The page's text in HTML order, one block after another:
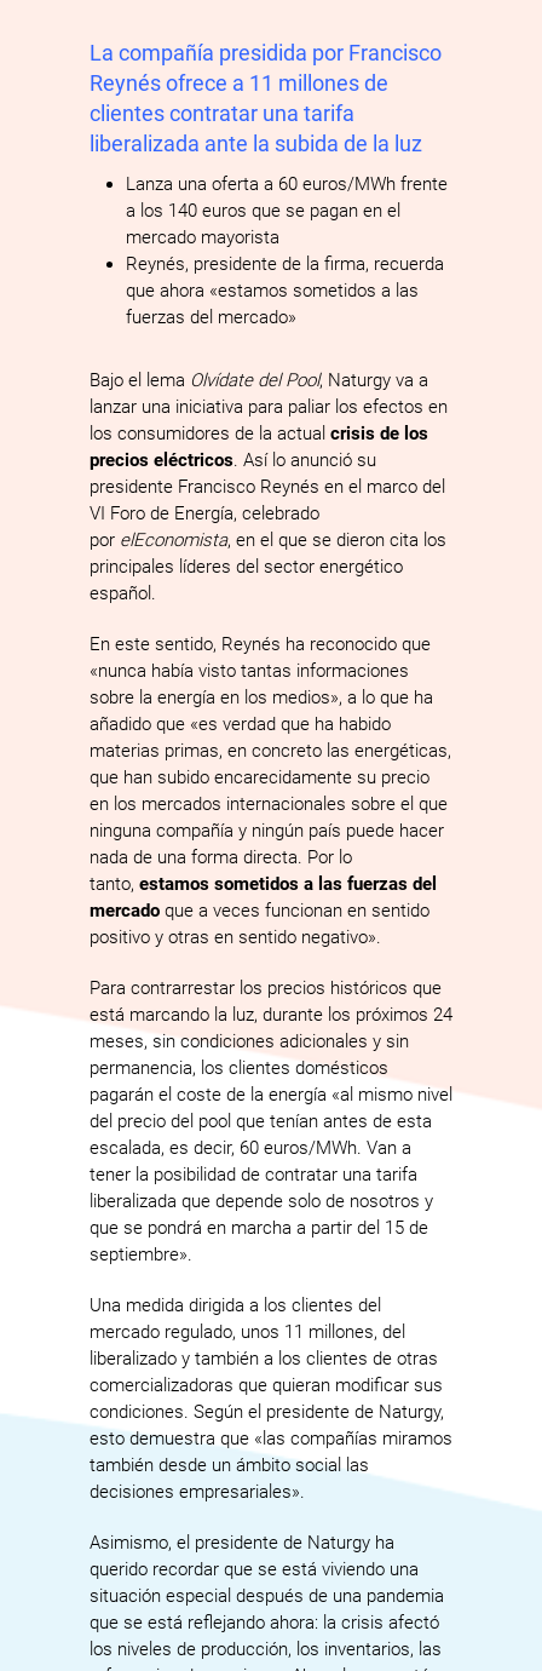
La compañía presidida por Francisco
Reynés ofrece a 11 millones de
clientes contratar una tarifa
liberalizada ante la subida de la luz
Lanza una oferta a 60 euros/MWh frente
a los 140 euros que se pagan en el
mercado mayorista
Reynés, presidente de la firma, recuerda
que ahora «estamos sometidos a las
fuerzas del mercado»
Bajo el lema Olvídate del Pool, Naturgy va a
lanzar una iniciativa para paliar los efectos en
los consumidores de la actual crisis de los
precios eléctricos. Así lo anunció su
presidente Francisco Reynés en el marco del
VI Foro de Energía, celebrado
por elEconomista, en el que se dieron cita los
principales líderes del sector energético
español.
En este sentido, Reynés ha reconocido que
«nunca había visto tantas informaciones
sobre la energía en los medios», a lo que ha
añadido que «es verdad que ha habido
materias primas, en concreto las energéticas,
que han subido encarecidamente su precio
en los mercados internacionales sobre el que
ninguna compañía y ningún país puede hacer
nada de una forma directa. Por lo
tanto, estamos sometidos a las fuerzas del
mercado que a veces funcionan en sentido
positivo y otras en sentido negativo».
Para contrarrestar los precios históricos que
está marcando la luz, durante los próximos 24
meses, sin condiciones adicionales y sin
permanencia, los clientes domésticos
pagarán el coste de la energía «al mismo nivel
del precio del pool que tenían antes de esta
escalada, es decir, 60 euros/MWh. Van a
tener la posibilidad de contratar una tarifa
liberalizada que depende solo de nosotros y
que se pondrá en marcha a partir del 15 de
septiembre».
Una medida dirigida a los clientes del
mercado regulado, unos 11 millones, del
liberalizado y también a los clientes de otras
comercializadoras que quieran modificar sus
condiciones. Según el presidente de Naturgy,
esto demuestra que «las compañías miramos
también desde un ámbito social las
decisiones empresariales».
Asimismo, el presidente de Naturgy ha
querido recordar que se está viviendo una
situación especial después de una pandemia
que se está reflejando ahora: la crisis afectó
los niveles de producción, los inventarios, las